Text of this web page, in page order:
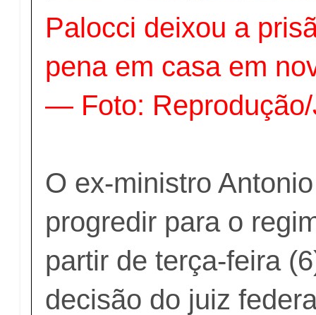
Palocci deixou a
pena em casa em
— Foto:
O ex-ministro
progredir para o
partir de terça-feira
decisão do juiz